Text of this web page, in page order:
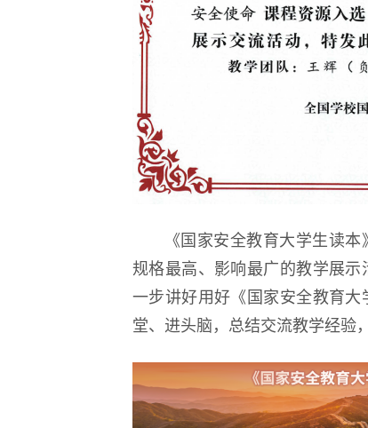
《国家安全教育大学生读
规格最高、影响最广的教学展
一步讲好用好《国家安全教育
堂、进头脑，总结交流教学经验